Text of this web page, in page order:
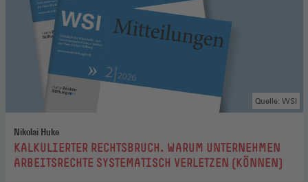
Nikolai Huke
:KALKULIERTER RECHTSBRUCH. WARUM UNTERNEHMEN
ARBEITSRECHTE SYSTEMATISCH VERLETZEN (KÖNNEN)
Quelle: WSI